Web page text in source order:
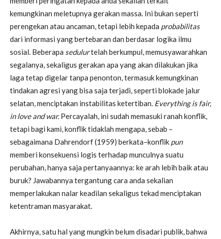
kemungkinan meletupnya gerakan massa. Ini bukan seperti
perengekan atau ancaman, tetapi lebih kepada probabilitas
dari informasi yang bertebaran dan berdasar logika ilmu
sosial. Beberapa sedulurtelah berkumpul, memusyawarahkan
segalanya, sekaligus gerakan apa yang akan dilakukan jika
laga tetap digelar tanpa penonton, termasuk kemungkinan
tindakan agresi yang bisa saja terjadi, seperti blokade jalur
selatan, menciptakan instabilitas ketertiban. Everything is fair,
in love and war. Percayalah, ini sudah memasuki ranah konflik,
tetapi bagi kami, konflik tidaklah mengapa, sebab –
sebagaimana Dahrendorf (1959) berkata–konflik pun
memberi konsekuensi logis terhadap munculnya suatu
perubahan, hanya saja pertanyaannya: ke arah lebih baik atau
buruk? Jawabannya tergantung cara anda sekalian
memperlakukan nalar keadilan sekaligus tekad menciptakan
ketentraman masyarakat.
Akhirnya, satu hal yang mungkin belum disadari publik, bahwa